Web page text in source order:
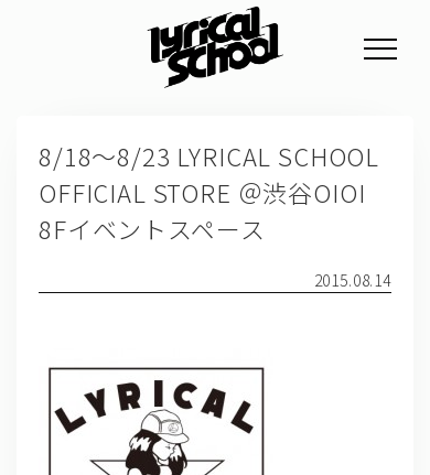
8/18～8/23 LYRICAL SCHOOL
OFFICIAL STORE ＠渋谷OIOI
8Fイベントスペース
2015.08.14
PROFILE
SCHEDULE
GOODS
TICKET